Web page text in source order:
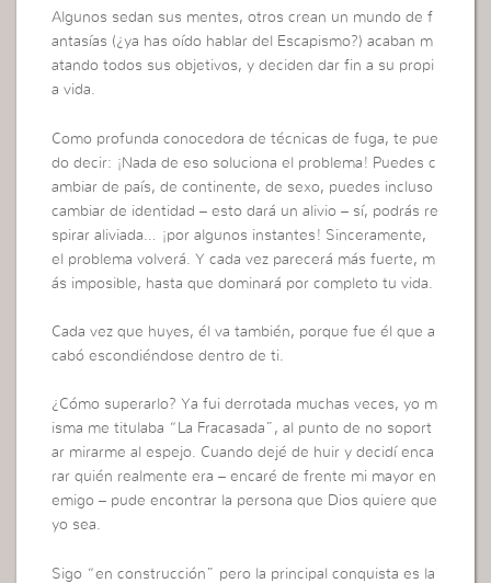
Algunos sedan sus mentes, otros crean un mundo de f
antasías (¿ya has oído hablar del Escapismo?) acaban m
atando todos sus objetivos, y deciden dar fin a su propi
a vida.
Como profunda conocedora de técnicas de fuga, te pue
do decir: ¡Nada de eso soluciona el problema! Puedes c
ambiar de país, de continente, de sexo, puedes incluso
cambiar de identidad – esto dará un alivio – sí, podrás re
spirar aliviada… ¡por algunos instantes! Sinceramente,
el problema volverá. Y cada vez parecerá más fuerte, m
ás imposible, hasta que dominará por completo tu vida.
Cada vez que huyes, él va también, porque fue él que a
cabó escondiéndose dentro de ti.
¿Cómo superarlo? Ya fui derrotada muchas veces, yo m
isma me titulaba “La Fracasada”, al punto de no soport
ar mirarme al espejo. Cuando dejé de huir y decidí enca
rar quién realmente era – encaré de frente mi mayor en
emigo – pude encontrar la persona que Dios quiere que
yo sea.
Sigo “en construcción” pero la principal conquista es la